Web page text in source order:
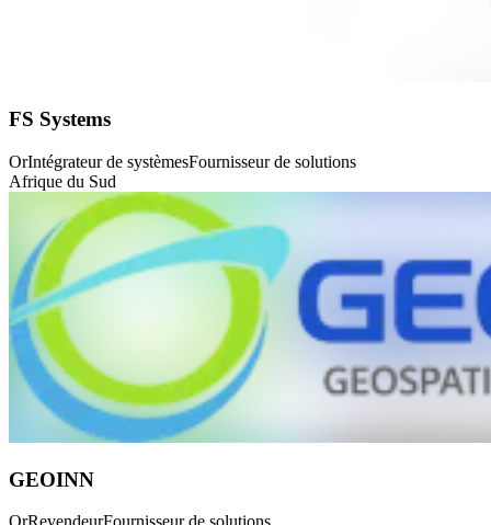
FS Systems
OrIntégrateur de systèmesFournisseur de solutions
Afrique du Sud
GEOINN